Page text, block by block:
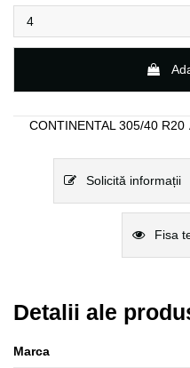
CONTINENTAL 305/40 R20
Solicită informații
Fisa
Detalii ale
Marca